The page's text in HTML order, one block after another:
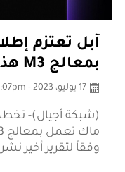
آبل تعتزم
بمعالج M3 هذا العام
17 يوليو، 2023 - 10:07pm
(شبكة أجيال)-
وفقاً لتقرير أخير